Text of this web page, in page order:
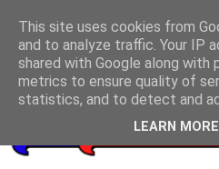
This site uses cookies from
and to analyze traffic. Your IP
shared with Google along with
metrics to ensure quality of
statistics, and to detect and
LEARN MORE